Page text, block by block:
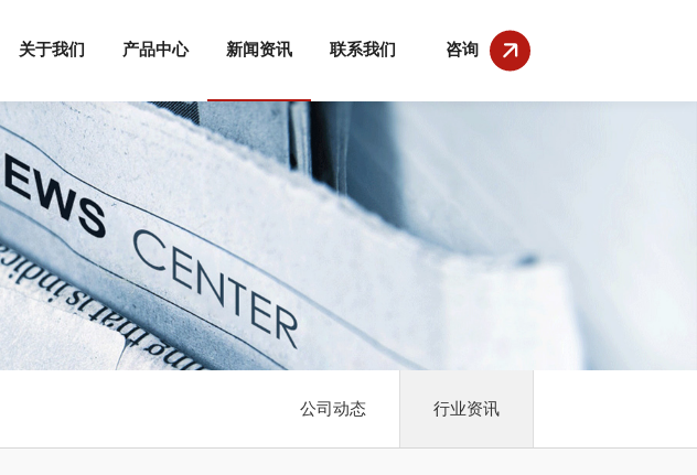
关于我们 产品中心 新闻资讯 联系我们 咨询
公司动态 行业资讯